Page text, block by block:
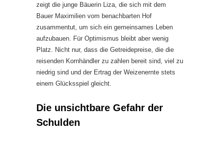
zeigt die junge Bäuerin Liza, die sich mit dem
Bauer Maximilien vom benachbarten Hof
zusammentut, um sich ein gemeinsames Leben
aufzubauen. Für Optimismus bleibt aber wenig
Platz. Nicht nur, dass die Getreidepreise, die die
reisenden Kornhändler zu zahlen bereit sind, viel zu
niedrig sind und der Ertrag der Weizenernte stets
einem Glücksspiel gleicht.
Die unsichtbare Gefahr der
Schulden